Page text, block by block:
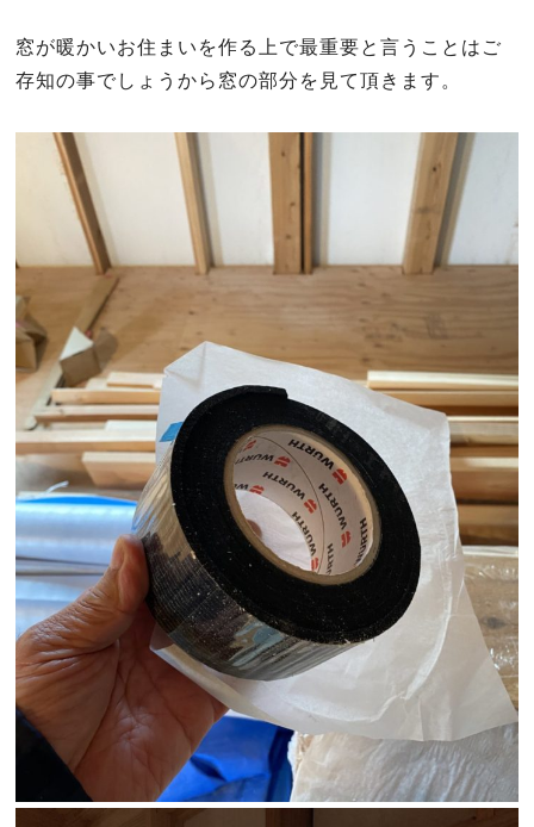
窓が暖かいお住まいを作る上で最重要と言うことはご
存知の事でしょうから窓の部分を見て頂きます。